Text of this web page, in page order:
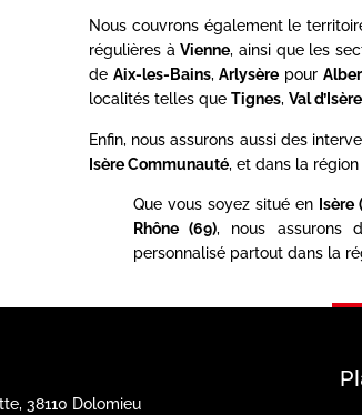
Nous couvrons également le
régulières àVienne, ainsi que les
de Aix-les-Bains,Arlysère pour
localités telles que Tignes, Val d’Isère
Enfin, nous assurons aussi des
Isère Communauté, et dans la région
Que vous soyez situé en Isère
Rhône (69), nous assurons
personnalisé partout dans la
38110 Dolomieu